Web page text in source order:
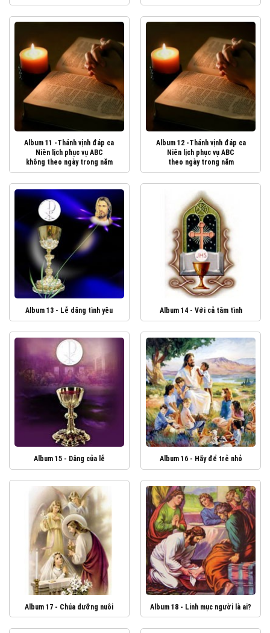
Album 11 -Thánh vịnh đáp ca
Niên lịch phục vụ ABC
không theo ngày trong năm
Album 12 -Thánh vịnh đáp ca
Niên lịch phục vụ ABC
theo ngày trong năm
Album 13 - Lễ dâng tình yêu Album 14 - Với cả tâm tình
Album 15 - Dâng của lễ Album 16 - Hãy để trẻ nhỏ
Album 17 - Chúa dưỡng nuôi Album 18 - Linh mục người là ai?